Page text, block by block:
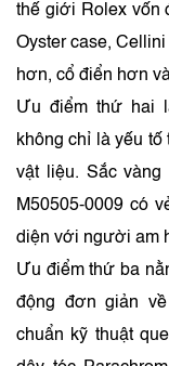
thế giới Rolex vốn
Oyster case,
hơn, cổ điển hơn
Ưu điểm thứ hai
không chỉ là yếu tố
vật liệu. Sắc vàng
M50505-0009 có
diện với người am
Ưu điểm thứ ba
động đơn giản
chuẩn kỹ thuật